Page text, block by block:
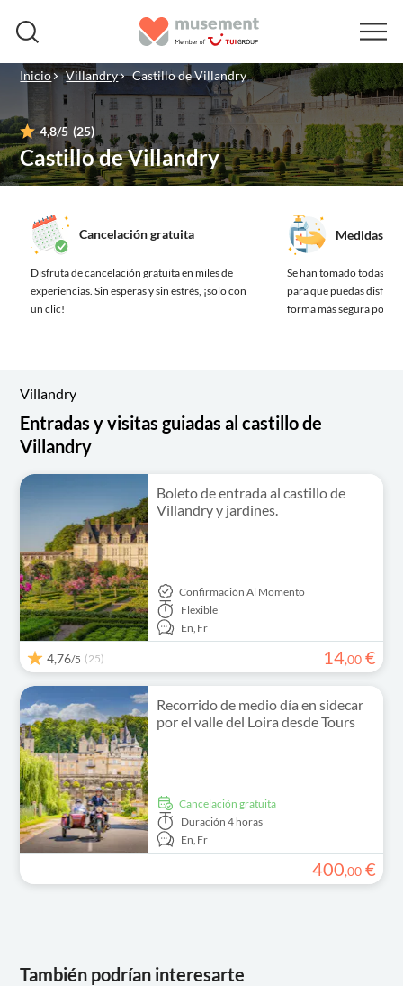
Inicio Villandry Castillo de Villandry
4,8/5 (25)
Castillo de Villandry
Cancelación gratuita
Disfruta de cancelación gratuita en miles de
experiencias. Sin esperas y sin estrés, ¡solo con
un clic!
Medidas
Se han tomado todas
para que puedas
forma más segura
Villandry
Entradas y visitas guiadas al castillo de
Villandry
Boleto de entrada al castillo de
Villandry y jardines.
Confirmación Al Momento
Flexible
En, Fr
4,76/5 (25) 14,00 €
Recorrido de medio día en sidecar
por el valle del Loira desde Tours
cancelación gratuita
Duración 4 horas
En, Fr
400,00 €
También podrían interesarte